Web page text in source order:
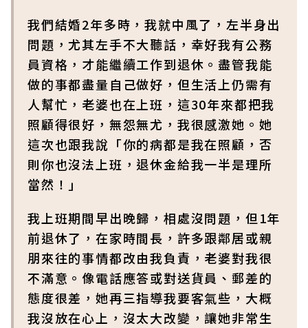
我們結婚2年多時，我就中風了，左半身出
問題，尤其左手不大聽話，幸好我有公務
員資格，才能繼續工作到退休。盡管我能
做的事都盡量自己做好，但生活上仍需有
人幫忙，老婆也在上班，這30年來都把我
照顧得很好，無怨無尤，我很感激她。她
這次也跟我說「你的病都是我在照顧，否
則你也沒法上班，退休金給我一半是理所
當然！」
我上班期間早出晚歸，相處沒問題，但1年
前退休了，在家時間長，許多跟鄰居或親
朋來往的事情都改由我負責，老婆對我很
不滿意。像電話應答或對送貨員、郵差的
態度很差，她再三指導我要客氣些，大概
我沒放在心上，沒太大改變，讓她非常生